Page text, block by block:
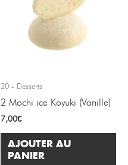
20 - Desserts
2 Mochi ice Koyuki (Vanille)
7,00€
AJOUTER AU
PANIER